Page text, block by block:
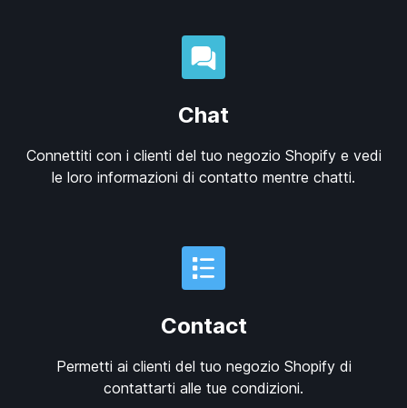
Chat
Connettiti con i clienti del tuo negozio Shopify e vedi
le loro informazioni di contatto mentre chatti.
Contact
Permetti ai clienti del tuo negozio Shopify di
contattarti alle tue condizioni.